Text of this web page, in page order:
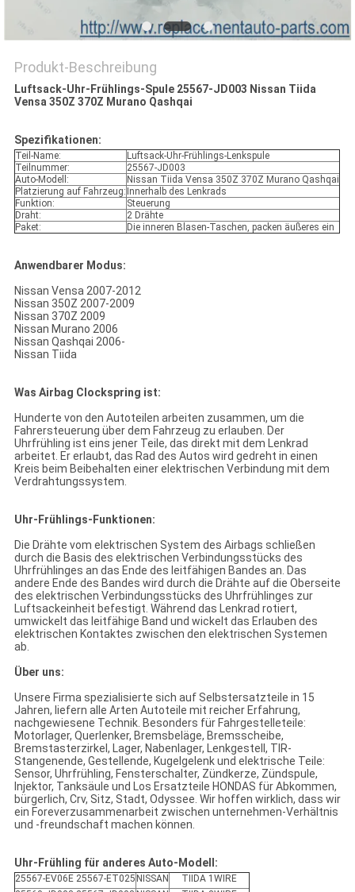
Produkt-Beschreibung
Luftsack-Uhr-Frühlings-Spule 25567-JD003 Nissan Tiida
Vensa 350Z 370Z Murano Qashqai
Spezifikationen:
Teil-Name:
Luftsack-Uhr-Frühlings-Lenkspule
Teilnummer:
25567-JD003
Auto-Modell:
Nissan Tiida Vensa 350Z 370Z Murano Qashqai
Platzierung auf Fahrzeug: Innerhalb des Lenkrads
Funktion:
Steuerung
Draht:
2 Drähte
Paket:
Die inneren Blasen-Taschen, packen äußeres ein
Anwendbarer Modus:
Nissan Vensa 2007-2012
Nissan 350Z 2007-2009
Nissan 370Z 2009
Nissan Murano 2006
Nissan Qashqai 2006-
Nissan Tiida
Was Airbag Clockspring ist:
Hunderte von den Autoteilen arbeiten zusammen, um die
Fahrersteuerung über dem Fahrzeug zu erlauben. Der
Uhrfrühling ist eins jener Teile, das direkt mit dem Lenkrad
arbeitet. Er erlaubt, das Rad des Autos wird gedreht in einen
Kreis beim Beibehalten einer elektrischen Verbindung mit dem
Verdrahtungssystem.
Uhr-Frühlings-Funktionen:
Die Drähte vom elektrischen System des Airbags schließen
durch die Basis des elektrischen Verbindungsstücks des
Uhrfrühlinges an das Ende des leitfähigen Bandes an. Das
andere Ende des Bandes wird durch die Drähte auf die Oberseite
des elektrischen Verbindungsstücks des Uhrfrühlinges zur
Luftsackeinheit befestigt. Während das Lenkrad rotiert,
umwickelt das leitfähige Band und wickelt das Erlauben des
elektrischen Kontaktes zwischen den elektrischen Systemen
ab.
Über uns:
Unsere Firma spezialisierte sich auf Selbstersatzteile in 15
Jahren, liefern alle Arten Autoteile mit reicher Erfahrung,
nachgewiesene Technik. Besonders für Fahrgestelleteile:
Motorlager, Querlenker, Bremsbeläge, Bremsscheibe,
Bremstasterzirkel, Lager, Nabenlager, Lenkgestell, TIR-
Stangenende, Gestellende, Kugelgelenk und elektrische Teile:
Sensor, Uhrfrühling, Fensterschalter, Zündkerze, Zündspule,
Injektor, Tanksäule und Los Ersatzteile HONDAS für Abkommen,
bürgerlich, Crv, Sitz, Stadt, Odyssee. Wir hoffen wirklich, dass wir
ein Foreverzusammenarbeit zwischen unternehmen-Verhältnis
und -freundschaft machen können.
Uhr-Frühling für anderes Auto-Modell:
25567-EV06E 25567-ET025 NISSAN
TIIDA 1WIRE